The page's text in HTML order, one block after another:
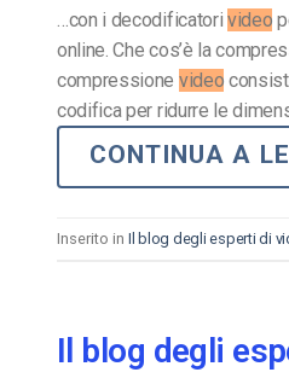
…con i decodificatori video
online. Che cos’è la
compressione video
codifica per ridurre le
CONTINUA A
Inserito in Il blog degli esperti di
Il blog degli